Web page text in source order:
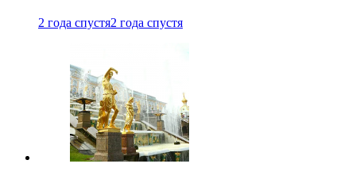
2 года спустя2 года спустя